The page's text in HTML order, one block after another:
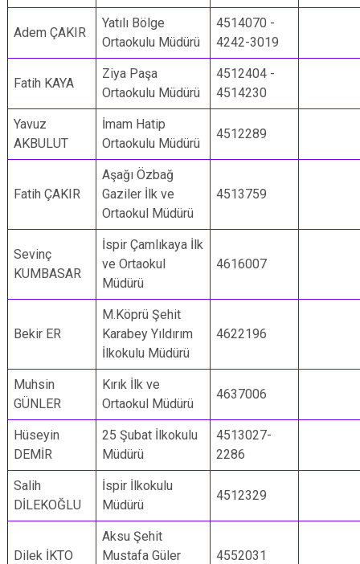
Adem ÇAKIR
Yatılı Bölge
Ortaokulu Müdürü
4514070 -
4242-3019
Fatih KAYA
Ziya Paşa
Ortaokulu Müdürü
4512404 -
4514230
Yavuz
AKBULUT
İmam Hatip
Ortaokulu Müdürü
4512289
Fatih ÇAKIR
Aşağı Özbağ
Gaziler İlk ve
Ortaokul Müdürü
4513759
Sevinç
KUMBASAR
İspir Çamlıkaya İlk
ve Ortaokul
Müdürü
4616007
Bekir ER
M.Köprü Şehit
Karabey Yıldırım
İlkokulu Müdürü
4622196
Muhsin
GÜNLER
Kırık İlk ve
Ortaokul Müdürü
4637006
Hüseyin
DEMİR
25 Şubat İlkokulu
Müdürü
4513027-
2286
Salih
DİLEKOĞLU
İspir İlkokulu
Müdürü
4512329
Dilek İKTO
Aksu Şehit
Mustafa Güler
4552031